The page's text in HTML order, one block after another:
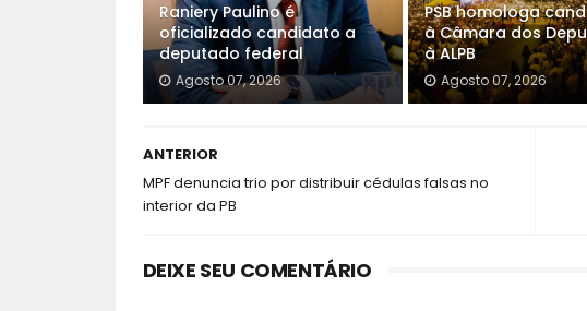
Raniery Paulino é
oficializado candidato a
deputado federal
Agosto 07, 2026
PSB homologa
à Câmara dos
à ALPB
Agosto 07, 2026
ANTERIOR
MPF denuncia trio por distribuir cédulas falsas no
interior da PB
DEIXE SEU COMENTÁRIO